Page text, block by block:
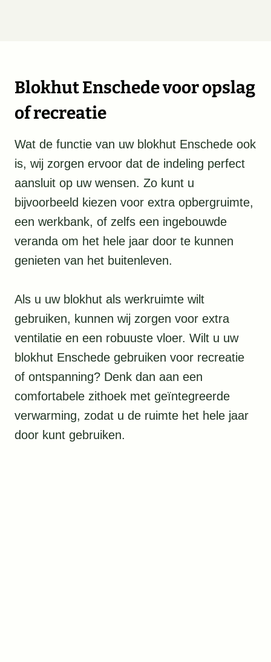
Blokhut Enschede voor opslag
of recreatie
Wat de functie van uw blokhut Enschede ook
is, wij zorgen ervoor dat de indeling perfect
aansluit op uw wensen. Zo kunt u
bijvoorbeeld kiezen voor extra opbergruimte,
een werkbank, of zelfs een ingebouwde
veranda om het hele jaar door te kunnen
genieten van het buitenleven.
Als u uw blokhut als werkruimte wilt
gebruiken, kunnen wij zorgen voor extra
ventilatie en een robuuste vloer. Wilt u uw
blokhut Enschede gebruiken voor recreatie
of ontspanning? Denk dan aan een
comfortabele zithoek met geïntegreerde
verwarming, zodat u de ruimte het hele jaar
door kunt gebruiken.